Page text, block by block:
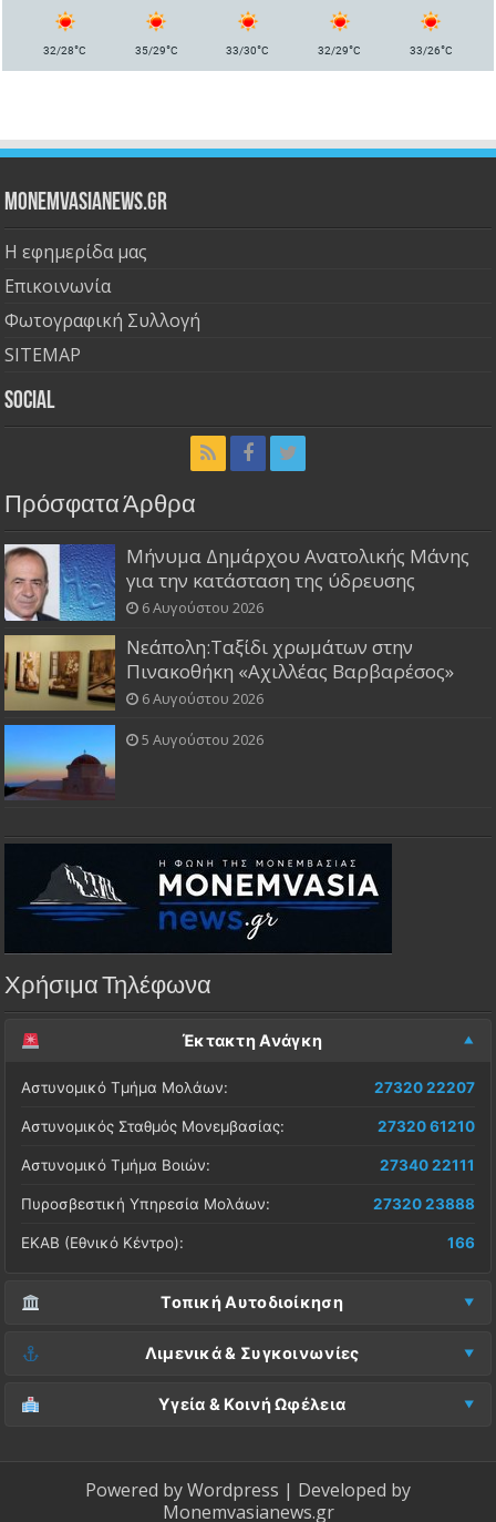
32/28°C 35/29°C 33/30°C 32/29°C 33/26°C
Monemvasianews.gr
Η εφημερίδα μας
Επικοινωνία
Φωτογραφική Συλλογή
SITEMAP
Social
Πρόσφατα Άρθρα
Μήνυμα Δημάρχου Ανατολικής Μάνης
για την κατάσταση της ύδρευσης
6 Αυγούστου 2026
Νεάπολη:Ταξίδι χρωμάτων στην
Πινακοθήκη «Αχιλλέας Βαρβαρέσος»
6 Αυγούστου 2026
5 Αυγούστου 2026
Χρήσιμα Τηλέφωνα
Έκτακτη Ανάγκη
Αστυνομικό Τμήμα Μολάων: 27320 22207
Αστυνομικός Σταθμός Μονεμβασίας: 27320 61210
Αστυνομικό Τμήμα Βοιών: 27340 22111
Πυροσβεστική Υπηρεσία Μολάων: 27320 23888
ΕΚΑΒ (Εθνικό Κέντρο): 166
Τοπική Αυτοδιοίκηση
Δήμος Μονεμβασίας (Έδρα):
ΚΕΠ Βοιών: 27340 24087
Λιμενικά & Συγκοινωνίες
Λιμεναρχείο Μονεμβασίας:
ΚΤΕΛ Λακωνίας (Σταθμός Μονεμβασίας):
Υγεία & Κοινή Ωφέλεια
Κέντρο Υγείας Νεάπολης: 27340 22500
Powered byWordpress | Developed by
Monemvasianews.gr